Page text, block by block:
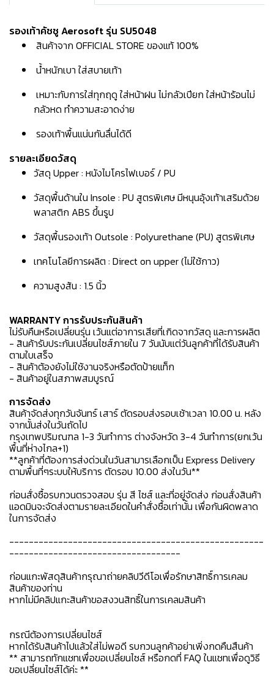
รองเท้าคัชชู Aerosoft รุ่น SU5048
สินค้าจาก OFFICIAL STORE ของแท้ 100%
น้ำหนักเบา ใส่สบายเท้า
เหมาะกับการใส่ทุกฤดู ใส่หน้าฝน ไม่กลัวเปียก ใส่หน้าร้อนไม่
กลัวหด ทำความสะอาดง่าย
รองเท้าพื้นแน่นกันลื่นได้ดี
รายละเอียดวัสดุ
วัสดุ Upper : หนังไมโครไฟเบอร์ / PU
วัสดุพื้นด้านใน Insole : PU สูตรพิเศษ มีหนุนอุ้งเท้าเสริมด้วย
พลาสติก ABS ขึ้นรูป
วัสดุพื้นรองเท้า Outsole : Polyurethane (PU) สูตรพิเศษ
เทคโนโลยีการผลิต : Direct on upper (ไม่ใช้กาว)
ความสูงส้น : 1.5 นิ้ว
WARRANTY การรับประกันสินค้า
ไม่รับคืนหรือเปลี่ยนรุ่น เว้นแต่อาการเสียที่เกิดจากวัสดุ และการผลิต
- สินค้ารับประกันเปลี่ยนไซส์ภายใน 7 วันนับแต่วันลูกค้าที่ได้รับสินค้า
ตามใบเสร็จ
- สินค้าต้องยังไม่ใช้งานจริงหรือตัดป้ายแท็ก
- สินค้าอยู่ในสภาพสมบูรณ์
การจัดส่ง
สินค้าจัดส่งทุกวันจันทร์ เสาร์ ตัดรอบส่งรอบเช้าเวลา 10.00 น. หลัง
จากนั้นส่งในวันถัดไป
กรุงเทพปริมณฑล 1-3 วันทำการ ต่างจังหวัด 3-4 วันทำการ(ยกเว้น
พื้นที่ห่างไกล+1)
**ลูกค้าที่ต้องการส่งด่วนในวันสามารเลือกเป็น Express Delivery
ตามพื้นที่ๆระบบให้บริการ ตัดรอบ 10.00 ส่งในวัน**
ก่อนสั่งซื้อรบกวนตรวจสอบ รุ่น สี ไซส์ และที่อยู่จัดส่ง ก่อนสั่งสินค้า
แอดมินจะจัดส่งตามรายละเอียดในคำสั่งซื้อเท่านั้น เพื่อกันผิดพลาด
ในการจัดส่ง
----------------------------------------------------
-----------------------------------
ก่อนแกะพัสดุสินค้ากรุณาถ่ายคลิปวีดีโอเพื่อรักษาสิทธิ์การเคลม
สินค้าของท่าน
หากไม่มีคลิปแกะสินค้าขอสงวนสิทธิ์ในการเคลมสินค้า
กรณีต้องการเปลี่ยนไซส์
หากได้รับสินค้าไปแล้วใส่ไม่พอดี รบกวนลูกค้าอย่าเพิ่งกดคืนสืนค้า
** สามารถทักแชทเพื่อขอเปลี่ยนไซส์ หรือกดที่ FAQ ในแชทเพื่อดูวิธี
ขอเปลี่ยนไซส์ได้ค่ะ **